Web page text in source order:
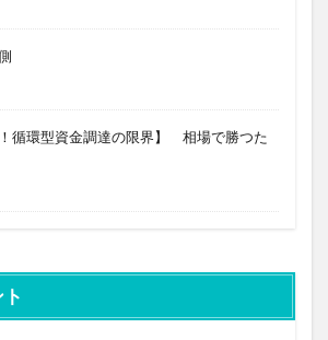
！循環型資金調達の限界】 相場で勝つた